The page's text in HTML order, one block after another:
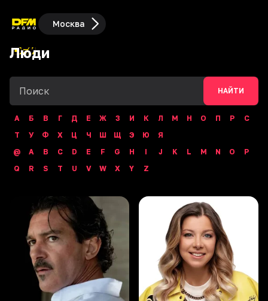
Москва
Люди
НАЙТИ
А Б В Г Д Е Ж З И К Л М Н О П Р
С
Т
У Ф Х Ц Ч Ш Щ Э Ю
Я
@
A B C D E F G H I J K L M N O
P
Q
R S T U V W X Y Z